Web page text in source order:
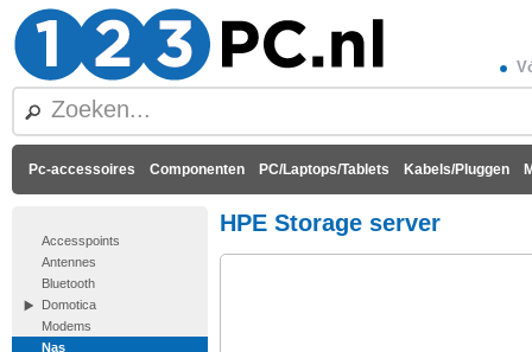
Pc-accessoires Componenten PC/Laptops/Tablets Kabels/Pluggen
Accesspoints
Antennes
Bluetooth
Domotica
Modems
Nas
HPE Storage server